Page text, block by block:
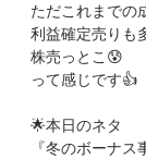
ただこれまでの
利益確定売りも
株売っとこ😰
って感じです👍
🌟本日のネタ
『冬のボーナス